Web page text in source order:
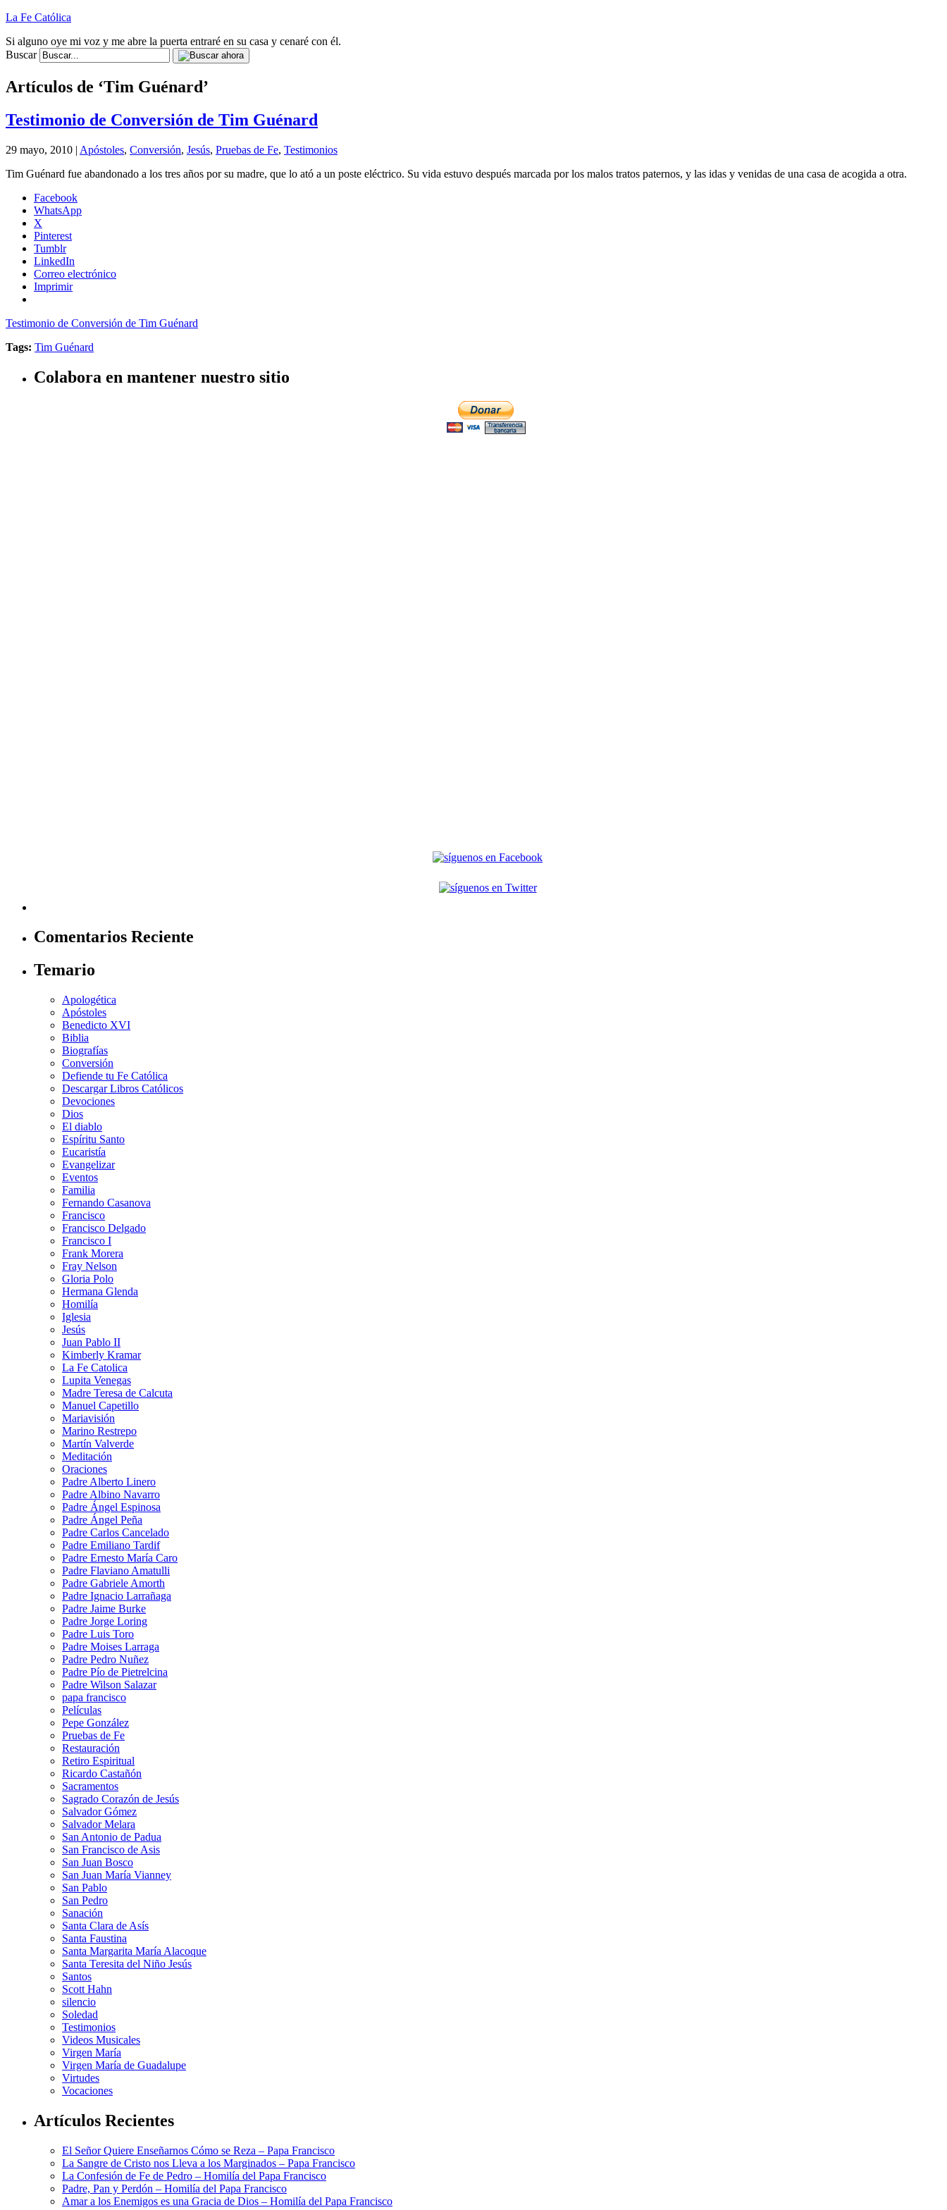
La Fe Católica
Si alguno oye mi voz y me abre la puerta entraré en su casa y cenaré con él.
Buscar
Artículos de ‘Tim Guénard’
Testimonio de Conversión de Tim Guénard
29 mayo, 2010 | Apóstoles, Conversión, Jesús, Pruebas de Fe, Testimonios
Tim Guénard fue abandonado a los tres años por su madre, que lo ató a un poste eléctrico. Su vida estuvo después marcada por los malos tratos paternos, y las idas y venidas de una casa de acogida a otra.
Facebook
WhatsApp
X
Pinterest
Tumblr
LinkedIn
Correo electrónico
Imprimir
Testimonio de Conversión de Tim Guénard
Tags: Tim Guénard
Colabora en mantener nuestro sitio
Comentarios Reciente
Temario
Apologética
Apóstoles
Benedicto XVI
Biblia
Biografías
Conversión
Defiende tu Fe Católica
Descargar Libros Católicos
Devociones
Dios
El diablo
Espíritu Santo
Eucaristía
Evangelizar
Eventos
Familia
Fernando Casanova
Francisco
Francisco Delgado
Francisco I
Frank Morera
Fray Nelson
Gloria Polo
Hermana Glenda
Homilía
Iglesia
Jesús
Juan Pablo II
Kimberly Kramar
La Fe Catolica
Lupita Venegas
Madre Teresa de Calcuta
Manuel Capetillo
Mariavisión
Marino Restrepo
Martín Valverde
Meditación
Oraciones
Padre Alberto Linero
Padre Albino Navarro
Padre Ángel Espinosa
Padre Ángel Peña
Padre Carlos Cancelado
Padre Emiliano Tardif
Padre Ernesto María Caro
Padre Flaviano Amatulli
Padre Gabriele Amorth
Padre Ignacio Larrañaga
Padre Jaime Burke
Padre Jorge Loring
Padre Luis Toro
Padre Moises Larraga
Padre Pedro Nuñez
Padre Pío de Pietrelcina
Padre Wilson Salazar
papa francisco
Películas
Pepe González
Pruebas de Fe
Restauración
Retiro Espiritual
Ricardo Castañón
Sacramentos
Sagrado Corazón de Jesús
Salvador Gómez
Salvador Melara
San Antonio de Padua
San Francisco de Asis
San Juan Bosco
San Juan María Vianney
San Pablo
San Pedro
Sanación
Santa Clara de Asís
Santa Faustina
Santa Margarita María Alacoque
Santa Teresita del Niño Jesús
Santos
Scott Hahn
silencio
Soledad
Testimonios
Videos Musicales
Virgen María
Virgen María de Guadalupe
Virtudes
Vocaciones
Artículos Recientes
El Señor Quiere Enseñarnos Cómo se Reza – Papa Francisco
La Sangre de Cristo nos Lleva a los Marginados – Papa Francisco
La Confesión de Fe de Pedro – Homilía del Papa Francisco
Padre, Pan y Perdón – Homilía del Papa Francisco
Amar a los Enemigos es una Gracia de Dios – Homilía del Papa Francisco